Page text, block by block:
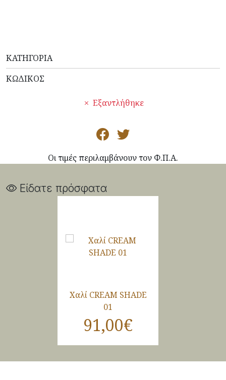
ΚΑΤΗΓΟΡΊΑ
ΚΩΔΙΚΌΣ
Εξαντλήθηκε
Οι τιμές περιλαμβάνουν τον Φ.Π.Α.
Είδατε πρόσφατα
Χαλί CREAM SHADE
01
91,00€